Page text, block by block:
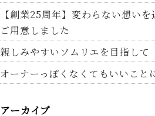
【創業25周年】変わらない想い
ご用意しました
親しみやすいソムリエを目指して
オーナーっぽくなくてもいいこと
アーカイブ